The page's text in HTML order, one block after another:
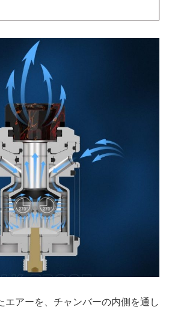
エアーを、チャンバーの内側を通し